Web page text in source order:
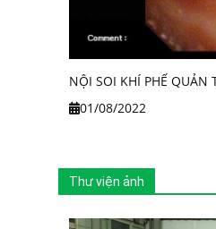
NỘI SOI KHÍ PHẾ QUẢN
01/08/2022
Thư viện ảnh